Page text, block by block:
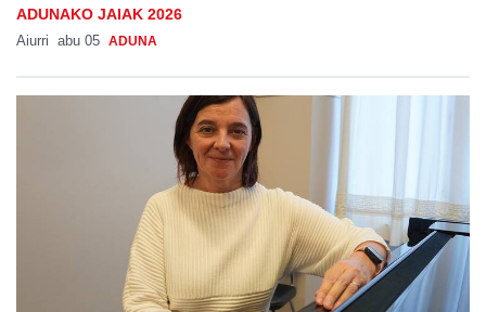
ADUNAKO JAIAK 2026
Aiurri abu 05 ADUNA